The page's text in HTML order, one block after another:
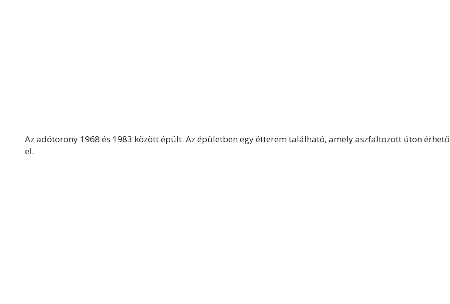
Az adótorony 1968 és 1983 között épült. Az épületben egy étterem található, amely aszfaltozott úton érhető
el.